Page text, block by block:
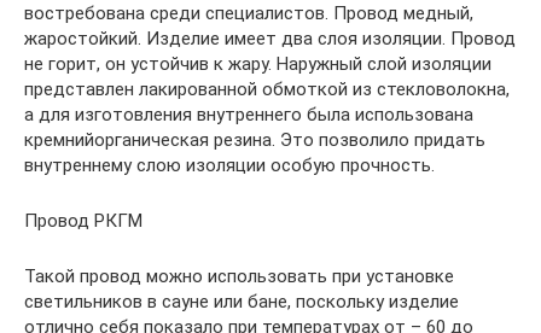
востребована среди специалистов. Провод медный,
жаростойкий. Изделие имеет два слоя изоляции. Провод
не горит, он устойчив к жару. Наружный слой изоляции
представлен лакированной обмоткой из стекловолокна,
а для изготовления внутреннего была использована
кремнийорганическая резина. Это позволило придать
внутреннему слою изоляции особую прочность.
Провод РКГМ
Такой провод можно использовать при установке
светильников в сауне или бане, поскольку изделие
отлично себя показало при температурах от – 60 до